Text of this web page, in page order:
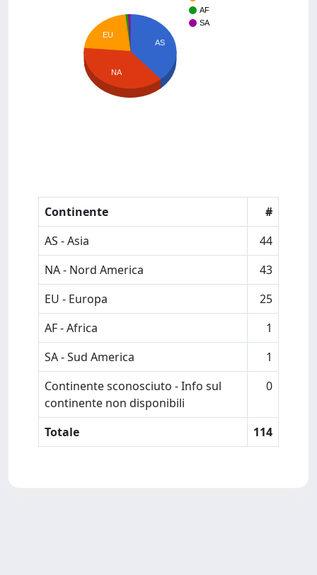
AF
SA
AS
EU
NA
Continente
#
AS - Asia
44
NA - Nord America
43
EU - Europa
25
AF - Africa
1
SA - Sud America
1
Continente sconosciuto - Info sul
continente non disponibili
0
Totale 114